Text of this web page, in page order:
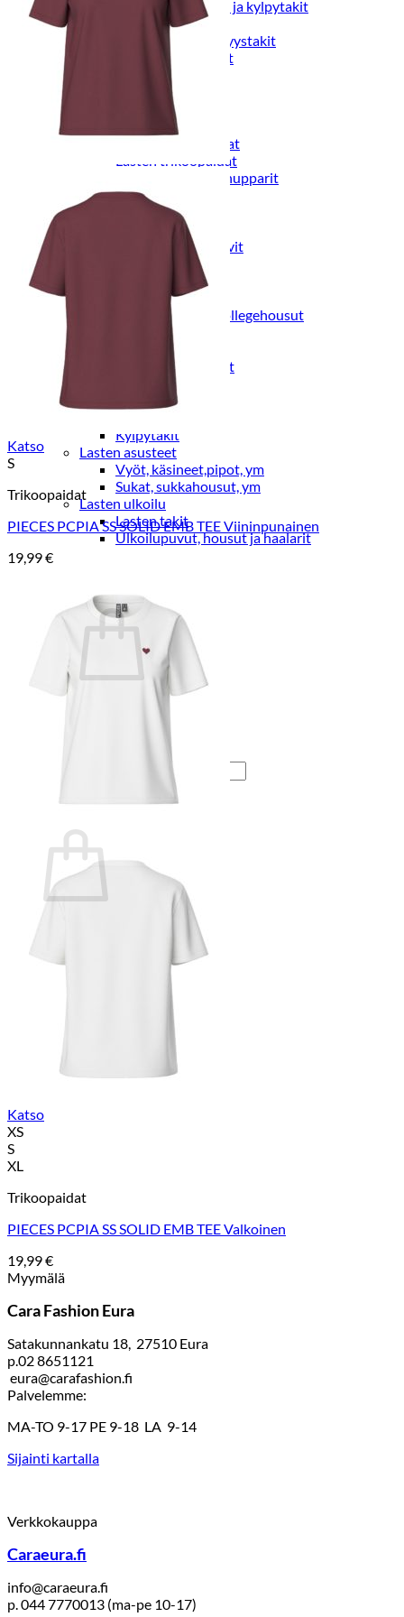
Naisten aamutakit ja kylpytakit
Naisten takit
Naisten kevät-ja syystakit
Naisten nahkatakit
Naisten talvitakit
LAPSET
Lasten paidat
Lasten kauluspaidat
Lasten trikoopaidat
Lasten colleget ja hupparit
Lasten neuleet
Lasten mekot ja hameet
Mekot ja hameet
Lasten puvut,bleiserit,liivit
Lasten housut
Lasten trikoo-ja collegehousut
Lasten farkut
Lasten shortsit
Lasten juhlahousut
Yöasut ja kylpytakit
Lasten yöpaidat
Kylpytakit
Lasten asusteet
Vyöt, käsineet,pipot, ym
Sukat, sukkahousut, ym
Lasten ulkoilu
Lasten takit
Ulkoilupuvut, housut ja haalarit
Kirjaudu
Ostoskori on tyhjä.
Takaisin kauppaan
Katso
S
Trikoopaidat
PIECES PCPIA SS SOLID EMB TEE Viininpunainen
19,99€
Katso
XS
S
XL
Trikoopaidat
PIECES PCPIA SS SOLID EMB TEE Valkoinen
19,99€
Myymälä
Cara Fashion Eura
Satakunnankatu 18, 27510 Eura
p.02 8651121
eura@carafashion.fi
Palvelemme:
MA-TO 9-17 PE 9-18 LA 9-14
Sijainti kartalla
Verkkokauppa
Caraeura.fi
info@caraeura.fi
p. 044 7770013 (ma-pe 10-17)